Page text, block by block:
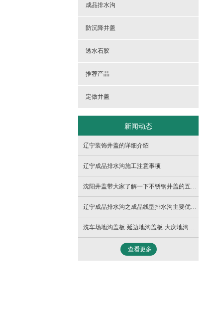
- 方隐形井盖
- 球墨铸铁700隐形井盖
- 球墨铸铁1000隐形井盖
成品排水沟
防沉降井盖
透水石胶
推荐产品
定做井盖
新闻动态
辽宁装饰井盖的详细介绍
辽宁成品排水沟施工注意事项
沈阳井盖带大家了解一下不锈钢井盖的五大优点。
辽宁成品排水沟之成品线型排水沟主要优势与弱点
洗车场地沟盖板-延边地沟盖板-大庆地沟盖板
查看更多